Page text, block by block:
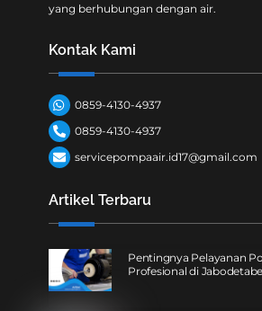
yang berhubungan dengan air.
Kontak Kami
0859-4130-4937
0859-4130-4937
servicepompaair.id17@gmail.com
Artikel Terbaru
Pentingnya Pelayanan
Profesional di